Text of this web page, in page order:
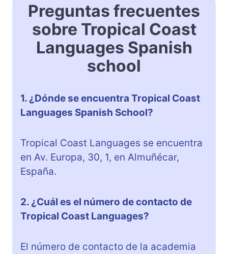
Preguntas frecuentes
sobre Tropical Coast
Languages Spanish
school
1. ¿Dónde se encuentra Tropical Coast
Languages Spanish School?
Tropical Coast Languages se encuentra
en Av. Europa, 30, 1, en Almuñécar,
España.
2. ¿Cuál es el número de contacto de
Tropical Coast Languages?
El número de contacto de la academia